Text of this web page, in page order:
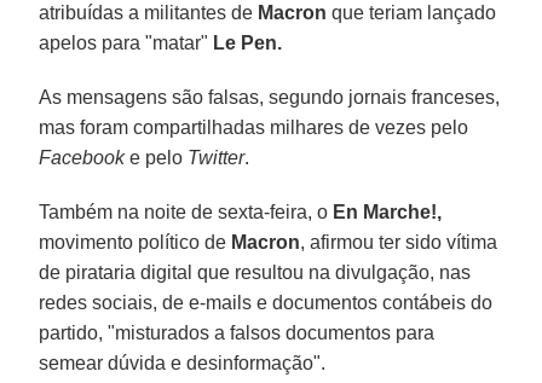
atribuídas a militantes de Macron que teriam lançado
apelos para "matar" Le Pen.
As mensagens são falsas, segundo jornais franceses,
mas foram compartilhadas milhares de vezes pelo
Facebooke pelo Twitter.
Também na noite de sexta-feira, o En Marche!,
movimento político de Macron, afirmou ter sido vítima
de pirataria digital que resultou na divulgação, nas
redes sociais, de e-mails e documentos contábeis do
partido, "misturados a falsos documentos para
semear dúvida e desinformação".